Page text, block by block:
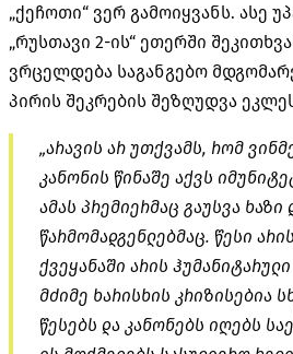
„ქეჩოთი“ ვერ გამოიყვანს. ასე
„რუსთავი 2-ის“ ეთერში
ვრცელდება საგანგებო
პირის შეკრების შეზღუდვა
„არავის არ უთქვამს, რომ
კანონის წინაშე აქვს
ამას პრემიერმაც გაუსვა
წარმომადგენლებმაც. წესი
ქვეყანაში არის
მძიმე ხარისხის კრიზისებია
წესებს და კანონებს იღებს